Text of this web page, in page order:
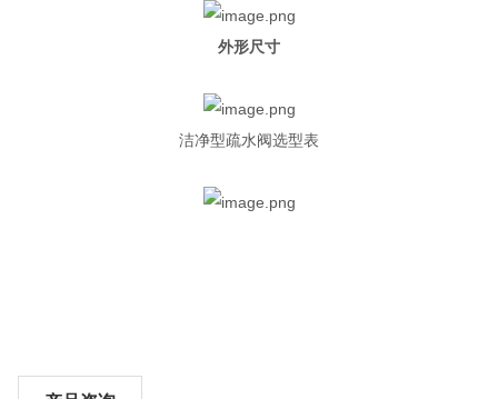
外形尺寸
洁净型疏水阀选型表